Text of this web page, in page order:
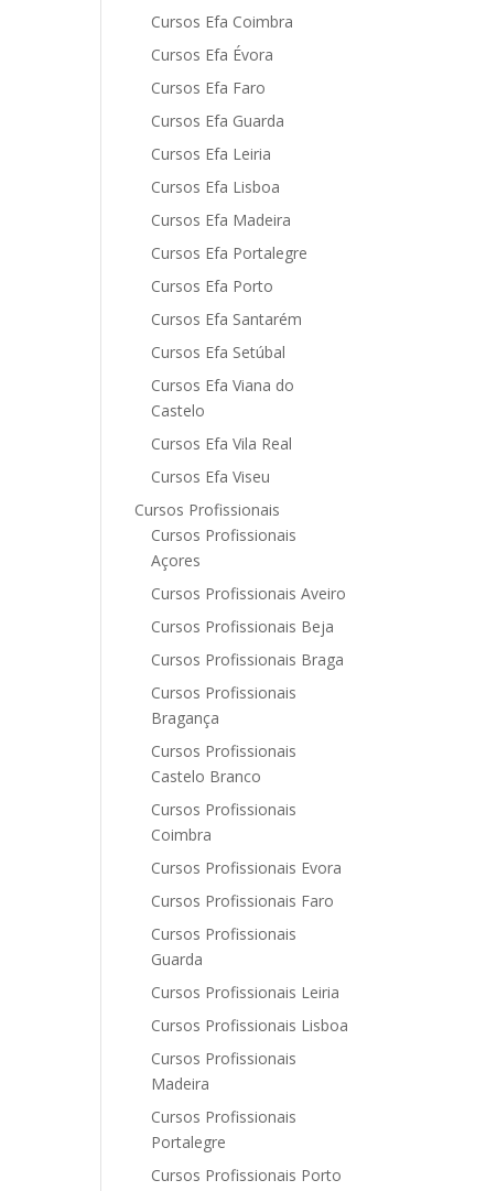
Cursos Efa Coimbra
Cursos Efa Évora
Cursos Efa Faro
Cursos Efa Guarda
Cursos Efa Leiria
Cursos Efa Lisboa
Cursos Efa Madeira
Cursos Efa Portalegre
Cursos Efa Porto
Cursos Efa Santarém
Cursos Efa Setúbal
Cursos Efa Viana do
Castelo
Cursos Efa Vila Real
Cursos Efa Viseu
Cursos Profissionais
Cursos Profissionais
Açores
Cursos Profissionais Aveiro
Cursos Profissionais Beja
Cursos Profissionais Braga
Cursos Profissionais
Bragança
Cursos Profissionais
Castelo Branco
Cursos Profissionais
Coimbra
Cursos Profissionais Evora
Cursos Profissionais Faro
Cursos Profissionais
Guarda
Cursos Profissionais Leiria
Cursos Profissionais Lisboa
Cursos Profissionais
Madeira
Cursos Profissionais
Portalegre
Cursos Profissionais Porto